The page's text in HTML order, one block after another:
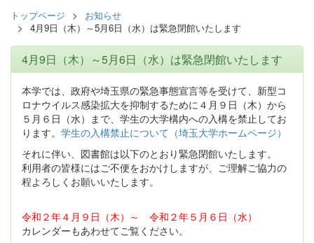
トップページ
お知らせ
4月9日（木）～5月6日（水）は緊急閉館いたします
4月9日（木）～5月6日（水）は緊急閉館いたします
本学では、政府や埼玉県の緊急事態宣言等を受けて、新型コ
ロナウイルス感染拡大を抑制するために４月９日（木）から
５月６日（水）まで、学生の大学構内への入構を禁止してお
ります。 学生の入構禁止について（埼玉大学ホームページ）
それに伴い、図書館は以下のとおり緊急閉館いたします。
利用者の皆様にはご不便をおかけしますが、ご理解ご協力の
程よろしくお願いいたします。
令和２年４月９日（木）～ 令和２年５月６日（水）
カレンダーもあわせてご覧ください。